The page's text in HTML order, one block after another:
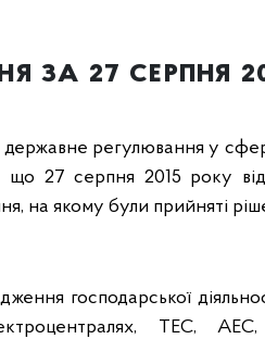
за 27 серпня
державне регулювання у
що 27 серпня 2015 року
на якому були прийняті
господарської
ТЕС, АЕС,